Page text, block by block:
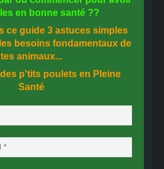
en bonne santé ??
ce guide 3 astuces simples
besoins fondamentaux de
tes animaux...
p'tits poulets en Pleine
Santé